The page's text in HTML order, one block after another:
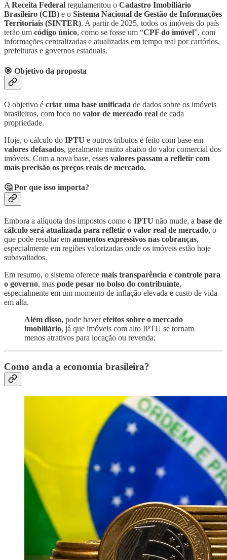
A Receita Federal regulamentou o Cadastro Imobiliário
Brasileiro (CIB) e o Sistema Nacional de Gestão de Informações
Territoriais (SINTER). A partir de 2025, todos os imóveis do país
terão um código único, como se fosse um “CPF do imóvel”, com
informações centralizadas e atualizadas em tempo real por cartórios,
prefeituras e governos estaduais.
🎯 Objetivo da proposta
O objetivo é criar uma base unificada de dados sobre os imóveis
brasileiros, com foco no valor de mercado real de cada
propriedade.
Hoje, o cálculo do IPTU e outros tributos é feito com base em
valores defasados, geralmente muito abaixo do valor comercial dos
imóveis. Com a nova base, esses valores passam a refletir com
mais precisão os preços reais de mercado.
🤔 Por que isso importa?
Embora a alíquota dos impostos como o IPTU não mude, a base de
cálculo será atualizada para refletir o valor real de mercado, o
que pode resultar em aumentos expressivos nas cobranças,
especialmente em regiões valorizadas onde os imóveis estão hoje
subavaliados.
Em resumo, o sistema oferece mais transparência e controle para
o governo, mas pode pesar no bolso do contribuinte,
especialmente em um momento de inflação elevada e custo de vida
em alta.
Além disso, pode haverefeitos sobre o mercado
imobiliário, já que imóveis com alto IPTU se tornam
menos atrativos para locação ou revenda;
Como anda a economia brasileira?